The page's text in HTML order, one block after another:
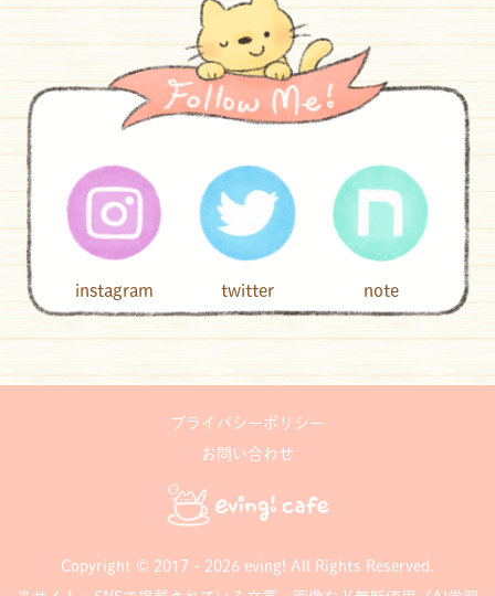
instagram twitter note
プライバシーポリシー
お問い合わせ
Copyright © 2017 - 2026 eving! All Rights Reserved.